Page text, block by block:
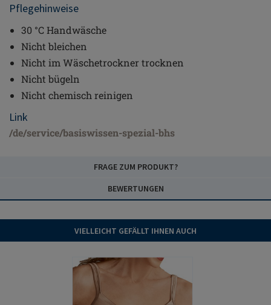
Pflegehinweise
30 °C Handwäsche
Nicht bleichen
Nicht im Wäschetrockner trocknen
Nicht bügeln
Nicht chemisch reinigen
Link
/de/service/basiswissen-spezial-bhs
FRAGE ZUM PRODUKT?
BEWERTUNGEN
VIELLEICHT GEFÄLLT IHNEN AUCH